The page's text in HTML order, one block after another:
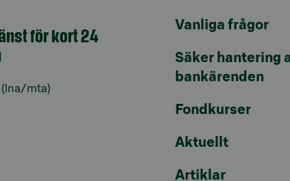
för kort 24
(lna/mta)
Vanliga frågor
Säker hantering
bankärenden
Fondkurser
Aktuellt
Artiklar